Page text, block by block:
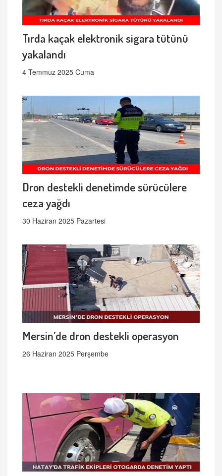
Tırda kaçak elektronik sigara tütünü
yakalandı
4 Temmuz 2025 Cuma
Dron destekli denetimde sürücülere
ceza yağdı
30 Haziran 2025 Pazartesi
Mersin’de dron destekli operasyon
26 Haziran 2025 Perşembe